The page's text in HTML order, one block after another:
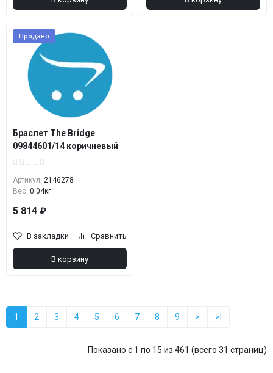
Продано
Браслет The Bridge
09844601/14 коричневый
Артикул: 2146278
Вес: 0.04кг
5 814 ₽
В закладки Сравнить
В корзину
1 2 3 4 5 6 7 8 9 > >|
Показано с 1 по 15 из 461 (всего 31 страниц)